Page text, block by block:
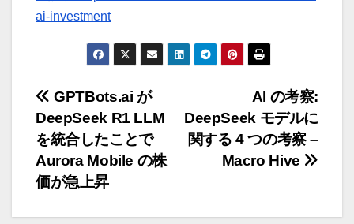
ai-investment
投
稿
ナ
ビ
AI の考察:
DeepSeek モデルに
関する 4 つの考察 –
Macro Hive
GPTBots.ai が
DeepSeek R1 LLM
を統合したことで
Aurora Mobile の株
価が急上昇